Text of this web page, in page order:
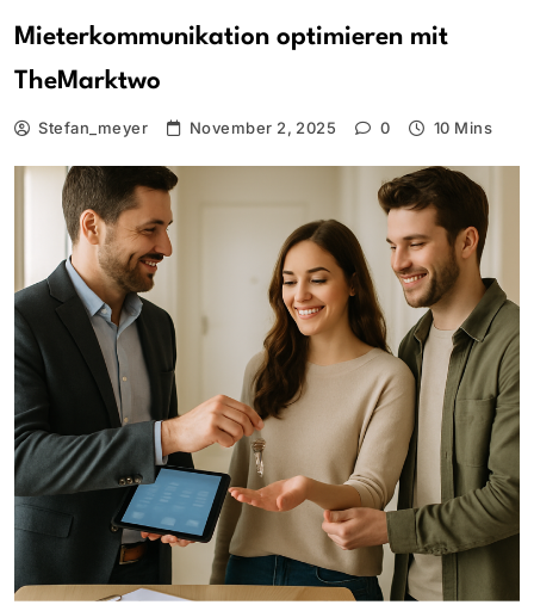
Mieterkommunikation optimieren mit
TheMarktwo
Stefan_meyer November 2, 2025 0 10 Mins